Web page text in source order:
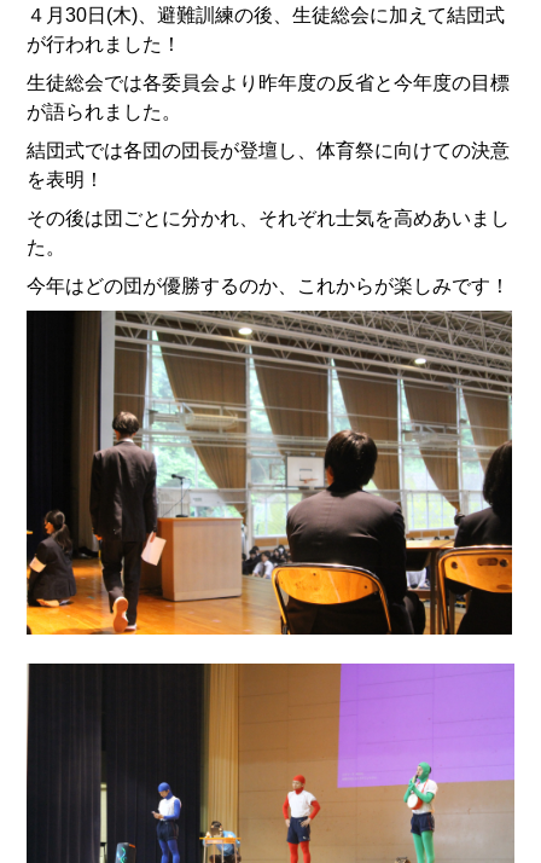
４月30日(木)、避難訓練の後、生徒総会に加えて結団式
が行われました！
生徒総会では各委員会より昨年度の反省と今年度の目標
が語られました。
結団式では各団の団長が登壇し、体育祭に向けての決意
を表明！
その後は団ごとに分かれ、それぞれ士気を高めあいまし
た。
今年はどの団が優勝するのか、これからが楽しみです！